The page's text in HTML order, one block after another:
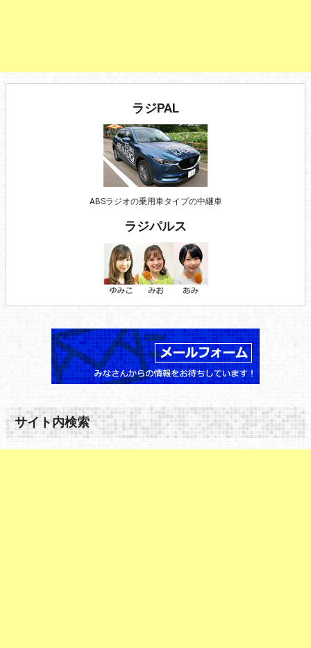
ラジPAL
ABSラジオの乗用車タイプの中継車
ラジパルス
サイト内検索